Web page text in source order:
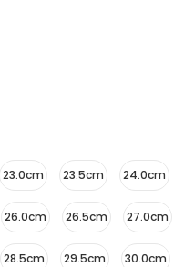
23.0cm 23.5cm 24.0cm
26.0cm 26.5cm 27.0cm
28.5cm 29.5cm 30.0cm